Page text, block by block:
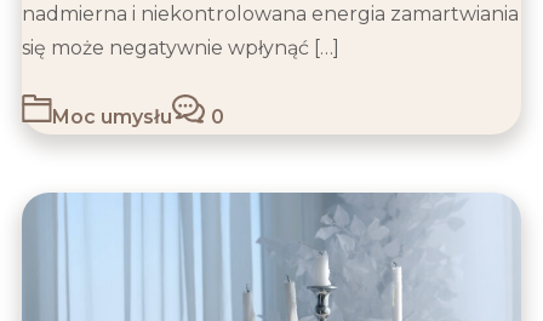
nadmierna i niekontrolowana energia zamartwiania
się może negatywnie wpłynąć […]
Moc umysłu 0